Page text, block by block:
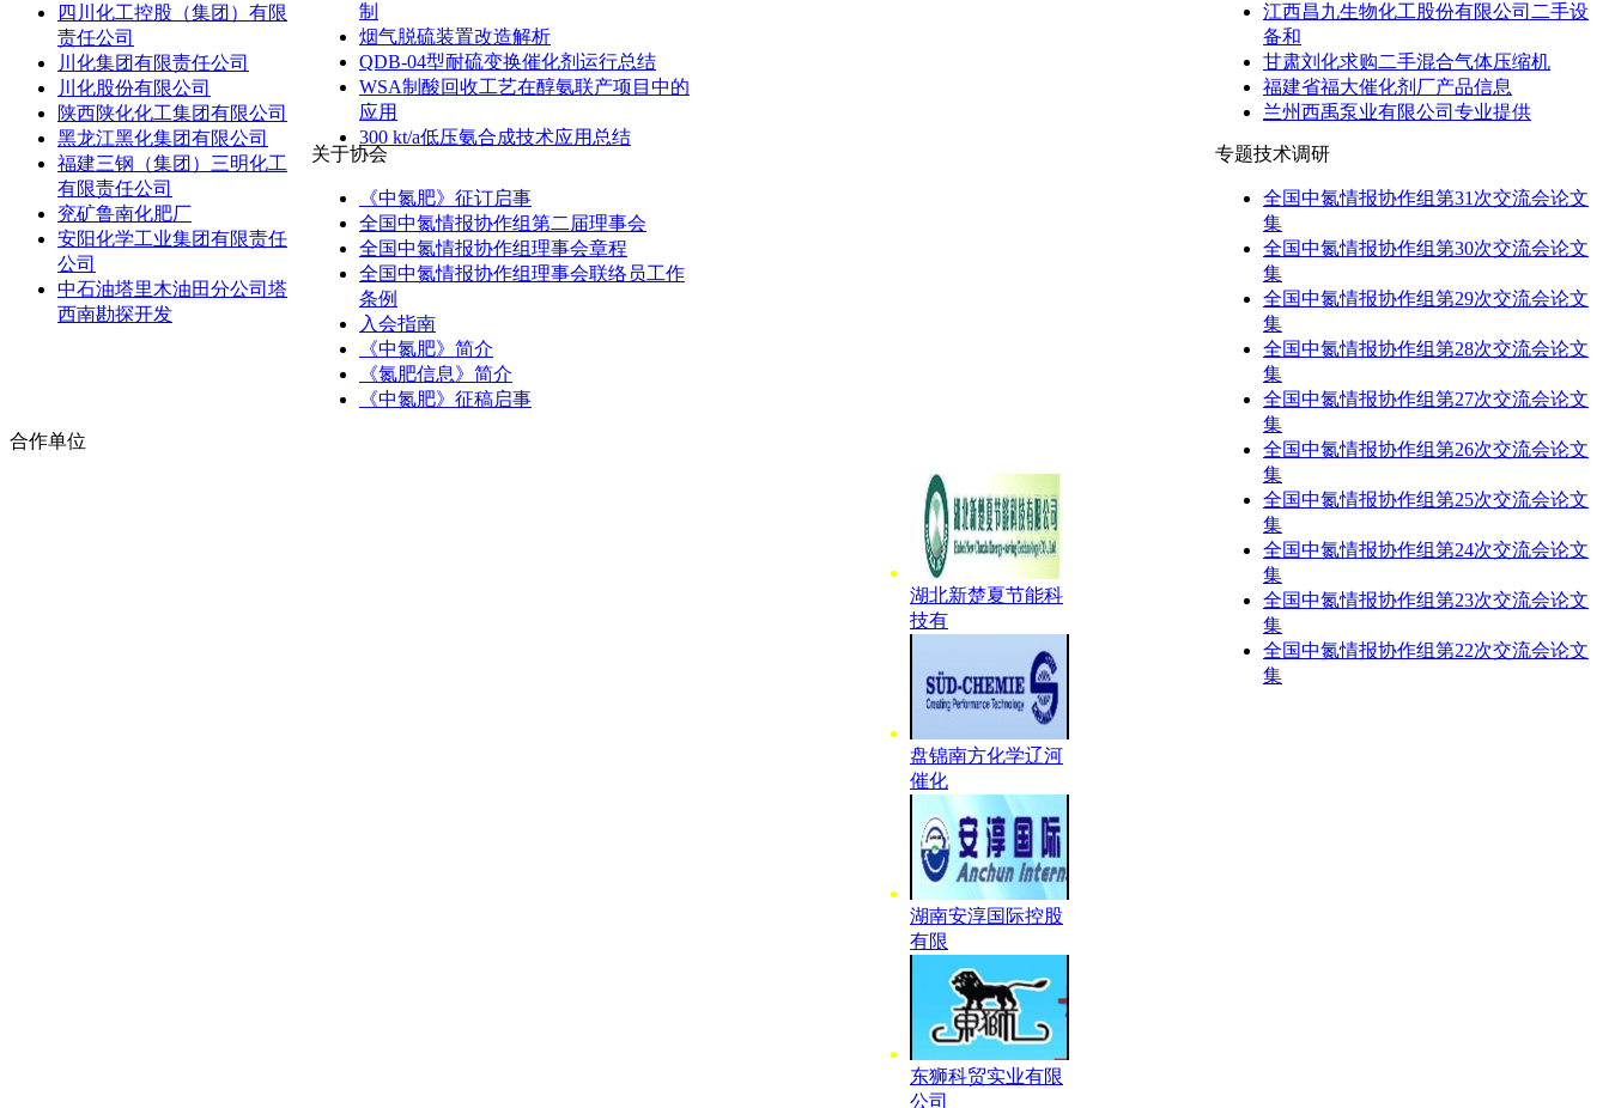
四川化工控股（集团）有限
责任公司
川化集团有限责任公司
川化股份有限公司
陕西陕化化工集团有限公司
黑龙江黑化集团有限公司
福建三钢（集团）三明化工
有限责任公司
兖矿鲁南化肥厂
安阳化学工业集团有限责任
公司
中石油塔里木油田分公司塔
西南勘探开发
制
烟气脱硫装置改造解析
QDB-04型耐硫变换催化剂运行总结
WSA制酸回收工艺在醇氨联产项目中的
应用
300 kt/a低压氨合成技术应用总结
江西昌九生物化工股份有限公司二手设
备和
甘肃刘化求购二手混合气体压缩机
福建省福大催化剂厂产品信息
兰州西禹泵业有限公司专业提供
关于协会
《中氮肥》征订启事
全国中氮情报协作组第二届理事会
全国中氮情报协作组理事会章程
全国中氮情报协作组理事会联络员工作
条例
入会指南
《中氮肥》简介
《氮肥信息》简介
《中氮肥》征稿启事
专题技术调研
全国中氮情报协作组第31次交流会论文
集
全国中氮情报协作组第30次交流会论文
集
全国中氮情报协作组第29次交流会论文
集
全国中氮情报协作组第28次交流会论文
集
全国中氮情报协作组第27次交流会论文
集
全国中氮情报协作组第26次交流会论文
集
全国中氮情报协作组第25次交流会论文
集
全国中氮情报协作组第24次交流会论文
集
全国中氮情报协作组第23次交流会论文
集
全国中氮情报协作组第22次交流会论文
集
合作单位
湖北新楚夏节能科
技有
盘锦南方化学辽河
催化
湖南安淳国际控股
有限
东狮科贸实业有限
公司